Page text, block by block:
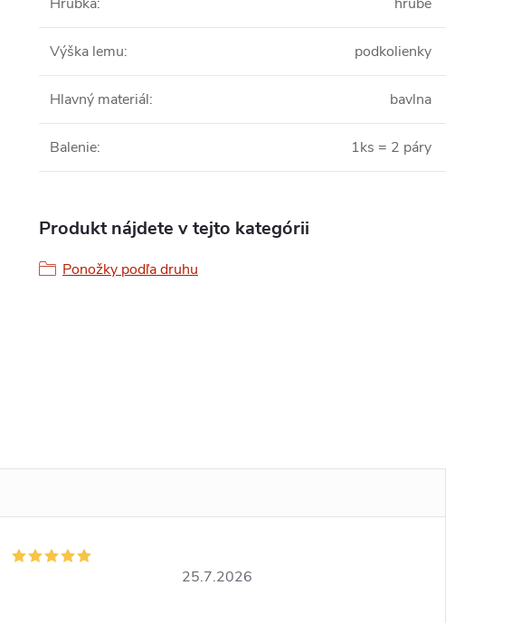
Výška lemu: podkolienky
Hlavný materiál: bavlna
Balenie: 1ks = 2 páry
Produkt nájdete v tejto kategórii
Ponožky podľa druhu
25.7.2026